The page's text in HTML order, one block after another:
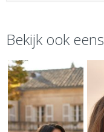
Bekijk ook eens